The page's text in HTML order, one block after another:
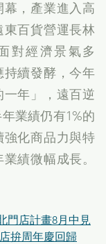
幕，產業進入高
東百貨營運長林
對經濟景氣多
續發酵，今年
年」，遠百逆
業績仍有1%的
強化商品力與特
績微幅成長。
門店計畫8月中見
拚周年慶回歸